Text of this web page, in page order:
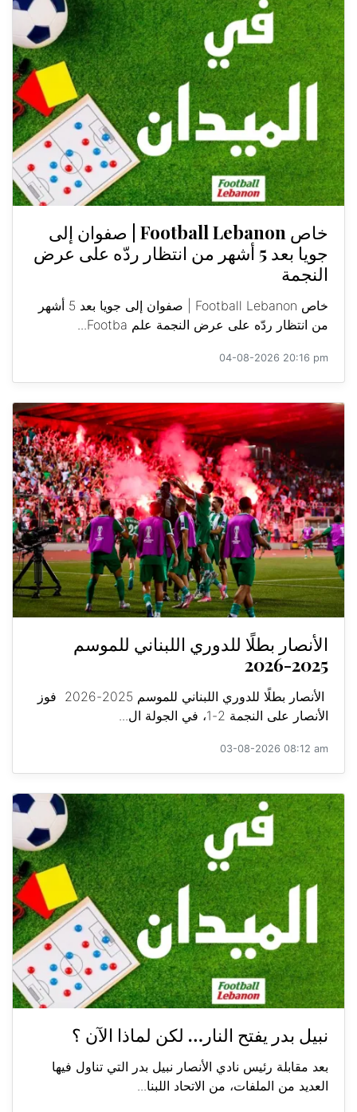
خاص Football Lebanon | صفوان إلى
جويا بعد 5 أشهر من انتظار ردّه على عرض
النجمة
خاص Football Lebanon | صفوان إلى جويا بعد 5 أشهر
من انتظار ردّه على عرض النجمة علم Footba...
04-08-2026 20:16 pm
الأنصار بطلًا للدوري اللبناني للموسم
2025-2026
الأنصار بطلًا للدوري اللبناني للموسم 2025-2026 فوز
الأنصار على النجمة 2-1، في الجولة ال...
03-08-2026 08:12 am
نبيل بدر يفتح النار… لكن لماذا الآن ؟
بعد مقابلة رئيس نادي الأنصار نبيل بدر التي تناول فيها
العديد من الملفات، من الاتحاد اللبنا...